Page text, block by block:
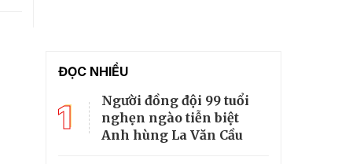
ĐỌC NHIỀU
1
Người đồng đội 99 tuổi
nghẹn ngào tiễn biệt
Anh hùng La Văn Cầu